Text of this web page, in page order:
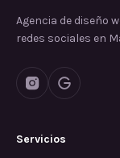
Agencia de diseño
redes sociales en
Servicios